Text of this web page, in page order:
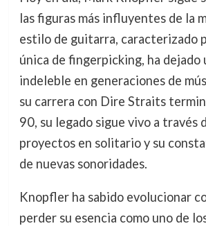
las figuras más influyentes de la
estilo de guitarra, caracterizado
única de fingerpicking, ha dejado
indeleble en generaciones de
su carrera con Dire Straits
90, su legado sigue vivo a través
proyectos en solitario y su
de nuevas sonoridades.
Knopfler ha sabido evolucionar
perder su esencia como uno de